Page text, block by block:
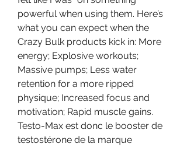
powerful when using them. Here’s
what you can expect when the
Crazy Bulk products kick in: More
energy; Explosive workouts;
Massive pumps; Less water
retention for a more ripped
physique; Increased focus and
motivation; Rapid muscle gains.
Testo-Max est donc le booster de
testostérone de la marque